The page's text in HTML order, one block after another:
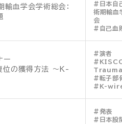
血学会学術総会：
日本自
術期輸血
会
自己血
ー
位の獲得方法 ～K-
演者
Trauma
転子部
K-
発表
日本股